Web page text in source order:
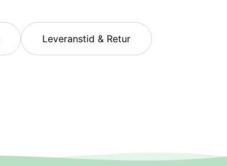
Leveranstid & Retur